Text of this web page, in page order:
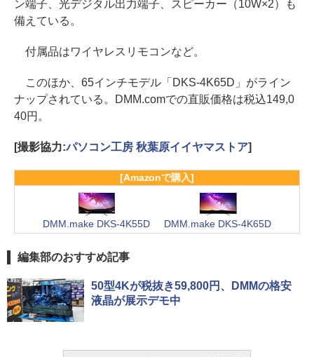
ン端子、光デジタル出力端子、スピーカー（10W×2）も
備えている。
付属品はワイヤレスリモコンなど。
このほか、65インチモデル「DKS-4K65D」がライン
ナップされている。DMM.comでの直販価格は税込149,0
40円。
[撮影協力:パソコン工房 秋葉原イイヤマストア]
[Amazonで購入]
DMM.make DKS-4K55D DMM.make DKS-4K65D
編集部のおすすめ記事
50型4Kが税抜き59,800円、DMMの格安
液晶が展示デモ中